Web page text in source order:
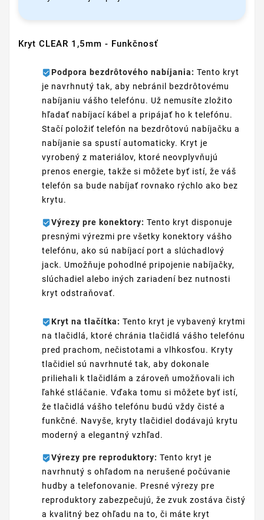
Kryt CLEAR 1,5mm - Funkčnosť
Podpora bezdrôtového nabíjania: Tento kryt
je navrhnutý tak, aby nebránil bezdrôtovému
nabíjaniu vášho telefónu. Už nemusíte zložito
hľadať nabíjací kábel a pripájať ho k telefónu.
Stačí položiť telefón na bezdrôtovú nabíjačku a
nabíjanie sa spustí automaticky. Kryt je
vyrobený z materiálov, ktoré neovplyvňujú
prenos energie, takže si môžete byť istí, že váš
telefón sa bude nabíjať rovnako rýchlo ako bez
krytu.
Výrezy pre konektory: Tento kryt disponuje
presnými výrezmi pre všetky konektory vášho
telefónu, ako sú nabíjací port a slúchadlový
jack. Umožňuje pohodlné pripojenie nabíjačky,
slúchadiel alebo iných zariadení bez nutnosti
kryt odstraňovať.
Kryt na tlačítka: Tento kryt je vybavený krytmi
na tlačidlá, ktoré chránia tlačidlá vášho telefónu
pred prachom, nečistotami a vlhkosťou. Kryty
tlačidiel sú navrhnuté tak, aby dokonale
priliehali k tlačidlám a zároveň umožňovali ich
ľahké stláčanie. Vďaka tomu si môžete byť istí,
že tlačidlá vášho telefónu budú vždy čisté a
funkčné. Navyše, kryty tlačidiel dodávajú krytu
moderný a elegantný vzhľad.
Výrezy pre reproduktory: Tento kryt je
navrhnutý s ohľadom na nerušené počúvanie
hudby a telefonovanie. Presné výrezy pre
reproduktory zabezpečujú, že zvuk zostáva čistý
a kvalitný bez ohľadu na to, či máte kryt